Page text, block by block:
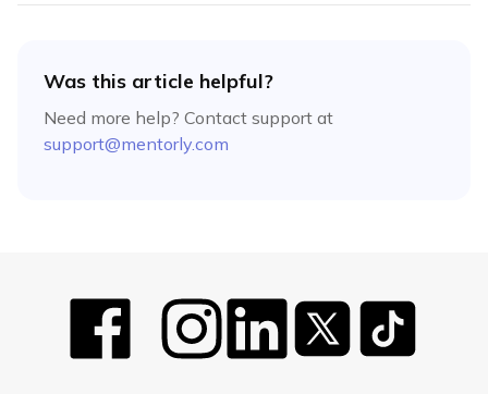
Was this article helpful?
Need more help? Contact support at
support@mentorly.com